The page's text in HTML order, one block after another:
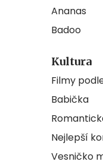
Ananas
Badoo
Kultura
Filmy
Babička
Nejlepší
Vesničko